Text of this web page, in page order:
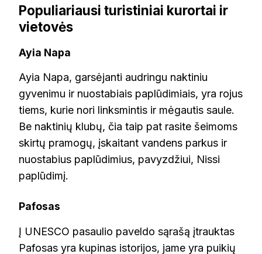
Populiariausi turistiniai kurortai ir
vietovės
Ayia Napa
Ayia Napa, garsėjanti audringu naktiniu
gyvenimu ir nuostabiais paplūdimiais, yra rojus
tiems, kurie nori linksmintis ir mėgautis saule.
Be naktinių klubų, čia taip pat rasite šeimoms
skirtų pramogų, įskaitant vandens parkus ir
nuostabius paplūdimius, pavyzdžiui, Nissi
paplūdimį.
Pafosas
Į UNESCO pasaulio paveldo sąrašą įtrauktas
Pafosas yra kupinas istorijos, jame yra puikių